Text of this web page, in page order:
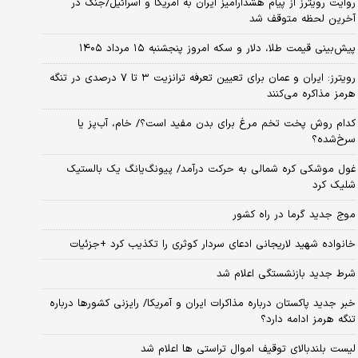
آخرین لحظه متوقف شد
پیش‌بینی قیمت طلا، دلار و سکه امروز پنجشنبه ۱۵ مرداد ۱۴۰۵
رویترز: ایران و عمان برای تعیین تعرفه ترانزیت ۳ تا ۷ درصدی در تنگه
هرمز مذاکره می‌کنند
کدام روش پخت تخم مرغ برای بدن مفید است؟/ خام، آب‌پز یا
سرخ‌شده؟
غول موشکی کره شمالی به حرکت درآمد/ پیونگ‌یانگ یک بالستیک
شلیک کرد
موج جدید گرما در راه کشور
خانواده شهید لاریجانی ادعای سردار کوثری را تکذیب کرد +جزئیات
شرط جدید بازنشستگی اعلام شد
خبر جدید پاکستان درباره مذاکرات ایران و آمریکا/ رایزنی کشورها درباره
تنگه هرمز ادامه دارد؟
لیست بلندبالای توقیف اموال تراستی ها اعلام شد